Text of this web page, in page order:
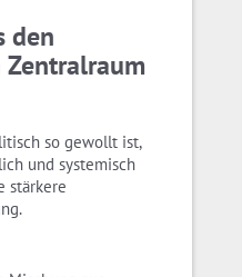
den
so gewollt ist,
und systemisch
stärkere